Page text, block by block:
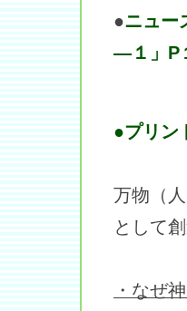
●ニュー
―１」P
●プリン
万物（
として
・なぜ